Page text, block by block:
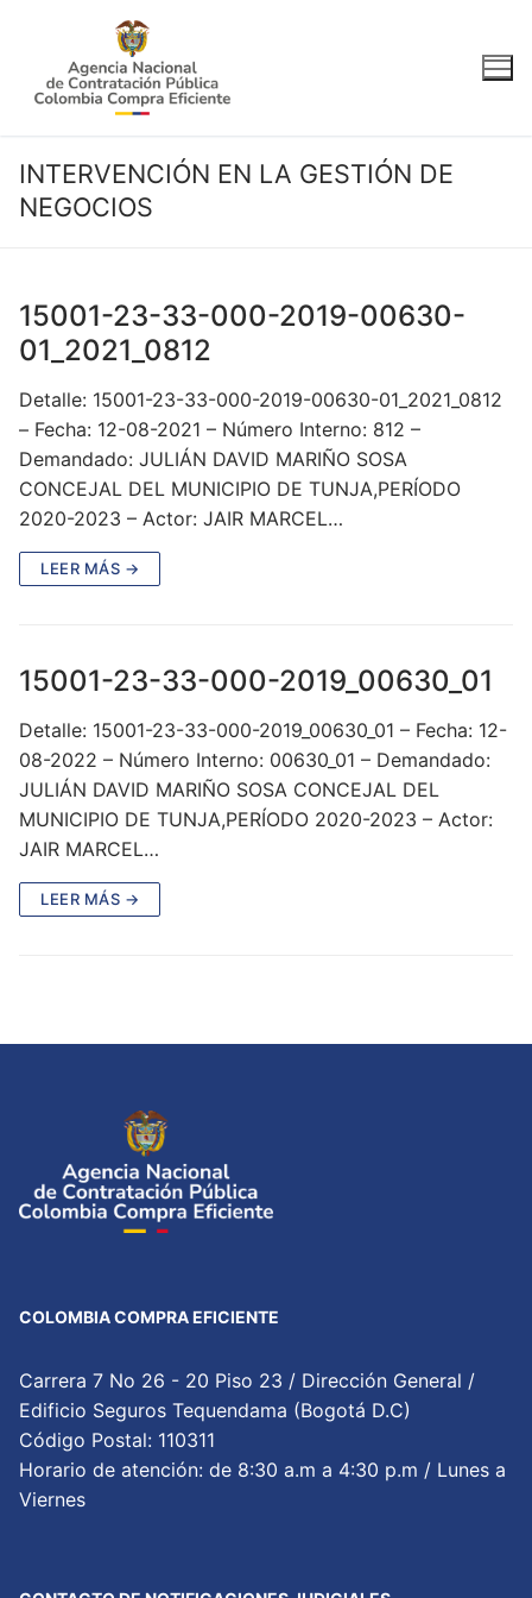
contenido
INTERVENCIÓN EN LA GESTIÓN DE
NEGOCIOS
15001-23-33-000-2019-00630-
01_2021_0812
Detalle: 15001-23-33-000-2019-00630-01_2021_0812
– Fecha: 12-08-2021 – Número Interno: 812 –
Demandado: JULIÁN DAVID MARIÑO SOSA
CONCEJAL DEL MUNICIPIO DE TUNJA,PERÍODO
2020-2023 – Actor: JAIR MARCEL…
LEER MÁS →
15001-23-33-000-2019_00630_01
Detalle: 15001-23-33-000-2019_00630_01 – Fecha: 12-
08-2022 – Número Interno: 00630_01 – Demandado:
JULIÁN DAVID MARIÑO SOSA CONCEJAL DEL
MUNICIPIO DE TUNJA,PERÍODO 2020-2023 – Actor:
JAIR MARCEL…
LEER MÁS →
COLOMBIA COMPRA EFICIENTE
Carrera 7 No 26 - 20 Piso 23 / Dirección General /
Edificio Seguros Tequendama (Bogotá D.C)
Código Postal: 110311
Horario de atención: de 8:30 a.m a 4:30 p.m / Lunes a
Viernes